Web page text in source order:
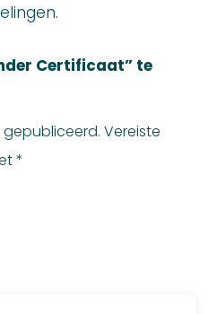
Certificaat” te
Vereiste
*